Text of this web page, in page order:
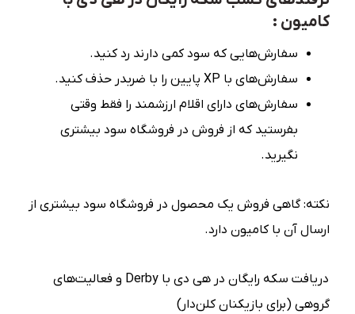
کامیون :
سفارش‌هایی که سود کمی دارند رد کنید.
سفارش‌های با XP پایین را با ضربدر حذف کنید.
سفارش‌های دارای اقلام ارزشمند را فقط وقتی
بفرستید که از فروش در فروشگاه سود بیشتری
نگیرید.
نکته: گاهی فروش یک محصول در فروشگاه سود بیشتری از
ارسال آن با کامیون دارد.
دریافت سکه رایگان در هی دی با Derby و فعالیت‌های
گروهی (برای بازیکنان کلن‌دار)